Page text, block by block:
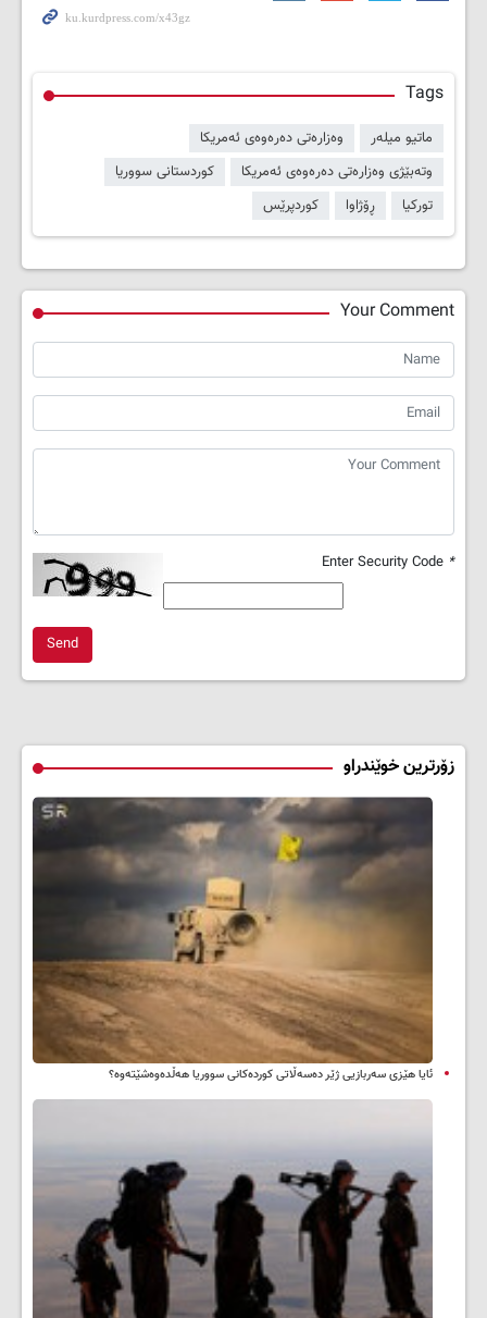
Tags
ماتیو میلەر
وەزارەتی دەرەوەی ئەمریکا
وتەبێژی وەزارەتی دەرەوەی ئەمریکا
کوردستانی سووریا
تورکیا
ڕۆژاوا کوردپرێس
Your Comment
*
Send
زۆرترین خوێندراو
ئایا هێزی سەربازیی ژێر دەسەڵاتی کوردەکانی سووریا هەڵدەوەشێتەوە؟